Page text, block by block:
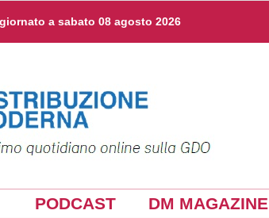
a sabato 08 agosto 2026
PODCAST DM MAGAZINE